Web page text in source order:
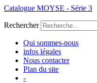
Catalogue MOYSE - Série 3
Rechercher
Qui sommes-nous
infos légales
Nous contacter
Plan du site
-